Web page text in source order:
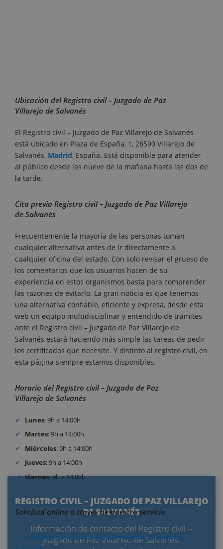
REGISTRO CIVIL – JUZGADO DE PAZ VILLAREJO
DE SALVANÉS
Información de contacto del Registro civil –
Juzgado de Paz Villarejo de Salvanés.
Ubicación del Registro civil – Juzgado de Paz
Villarejo de Salvanés
El Registro civil – Juzgado de Paz Villarejo de Salvanés
está ubicado en Plaza de España, 1, 28590 Villarejo de
Salvanés, Madrid, España. Está disponible para atender
al público desde las nueve de la mañana hasta las dos de
la tarde.
Cita previa Registro civil – Juzgado de Paz Villarejo
de Salvanés
Frecuentemente la mayoría de las personas toman
cualquier alternativa antes de ir directamente a
cualquier oficina del estado. Con solo revisar el grueso de
los comentarios que los usuarios hacen de su
experiencia en estos organismos basta para comprender
las razones de evitarlo. La gran noticia es que tenemos
una alternativa confiable, eficiente y expresa, desde esta
web un equipo multidisciplinar y entendido de trámites
ante el Registro civil – Juzgado de Paz Villarejo de
Salvanés estará haciendo más simple las tareas de pedir
los certificados que necesite. Y distinto al registro civil, en
esta página siempre estamos disponibles.
Horario del Registro civil – Juzgado de Paz
Villarejo de Salvanés
Lunes: 9h a 14:00h
Martes: 9h a 14:00h
Miércoles: 9h a 14:00h
Jueves: 9h a 14:00h
Viernes: 9h a 14:00h
Solicitud online a través de nuestro servicio
Solicitar certificado de nacimiento Villarejo de